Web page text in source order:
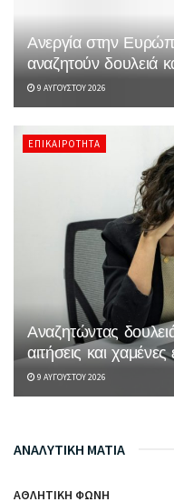
Ανεργία στην
αναζητούν δουλειά
9 ΑΥΓΟΎΣΤΟΥ 2026
ΕΠΙΚΑΙΡΌΤΗΤΑ
Αναζητώντας
αιτήσεις και
9 ΑΥΓΟΎΣΤΟΥ 2026
ΑΝΑΛΥΤΙΚΗ ΜΑΤΙΑ
ΑΘΛΗΤΙΚΉ ΦΩΝΉ